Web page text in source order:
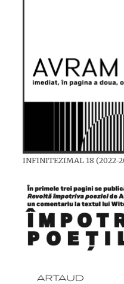
INFINITEZIMAL 18 (2022-